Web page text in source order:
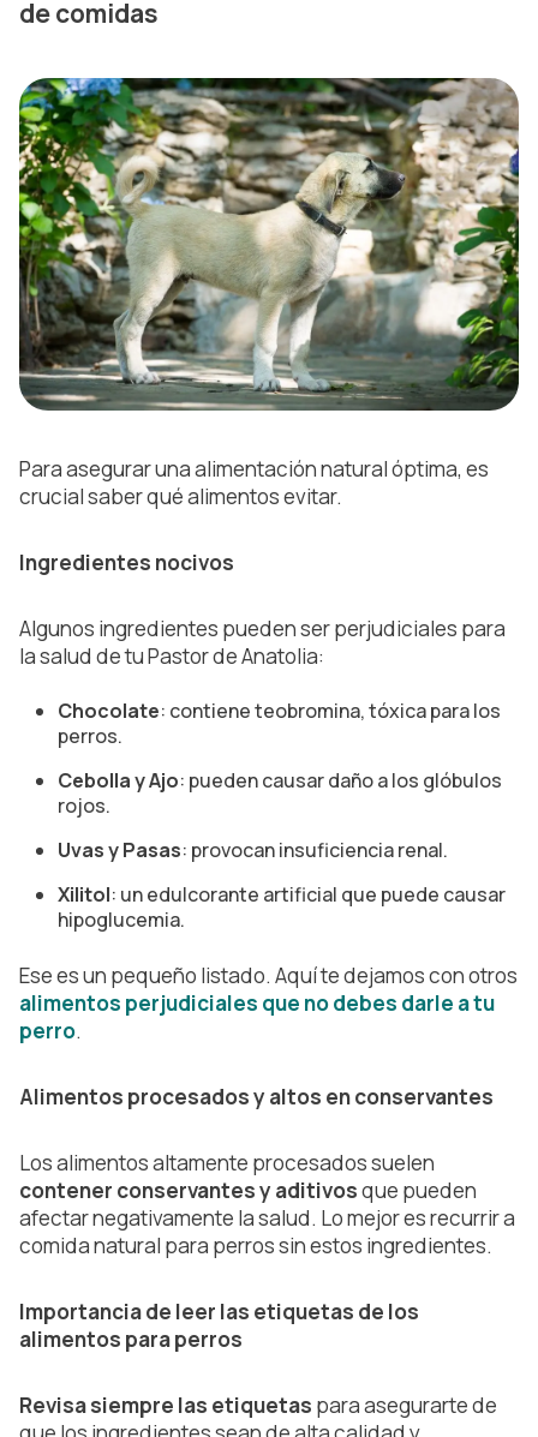
de comidas
Para asegurar una alimentación natural óptima, es
crucial saber qué alimentos evitar.
Ingredientes nocivos
Algunos ingredientes pueden ser perjudiciales para
la salud de tu Pastor de Anatolia:
Chocolate: contiene teobromina, tóxica para los
perros.
Cebolla y Ajo: pueden causar daño a los glóbulos
rojos.
Uvas y Pasas: provocan insuficiencia renal.
Xilitol: un edulcorante artificial que puede causar
hipoglucemia.
Ese es un pequeño listado. Aquí te dejamos con otros
alimentos perjudiciales que no debes darle a tu
perro.
Alimentos procesados y altos en conservantes
Los alimentos altamente procesados suelen
contener conservantes y aditivosque pueden
afectar negativamente la salud. Lo mejor es recurrir a
comida natural para perros sin estos ingredientes.
Importancia de leer las etiquetas de los
alimentos para perros
Revisa siempre las etiquetas para asegurarte de